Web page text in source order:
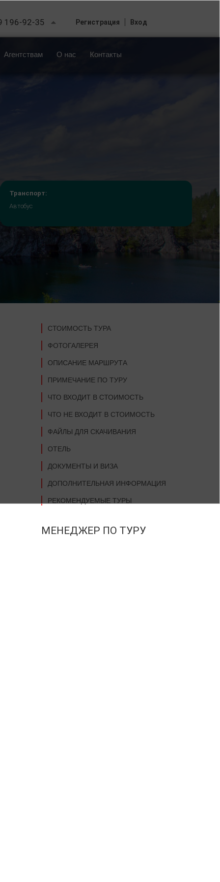
196-92-35 Регистрация Вход
Агентствам О нас Контакты
Транспорт:
Автобус
СТОИМОСТЬ ТУРА
ФОТОГАЛЕРЕЯ
ОПИСАНИЕ МАРШРУТА
ПРИМЕЧАНИЕ ПО ТУРУ
ЧТО ВХОДИТ В СТОИМОСТЬ
ЧТО НЕ ВХОДИТ В СТОИМОСТЬ
ФАЙЛЫ ДЛЯ СКАЧИВАНИЯ
ОТЕЛЬ
ДОКУМЕНТЫ И ВИЗА
ДОПОЛНИТЕЛЬНАЯ ИНФОРМАЦИЯ
РЕКОМЕНДУЕМЫЕ ТУРЫ
МЕНЕДЖЕР ПО ТУРУ